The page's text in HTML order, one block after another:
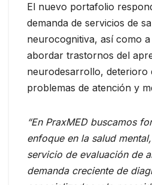
El nuevo portafolio
demanda de servicios de
neurocognitiva, así como a
abordar trastornos del
neurodesarrollo, deterioro
problemas de atención y
“En PraxMED buscamos
enfoque en la salud
servicio de evaluación de
demanda creciente de